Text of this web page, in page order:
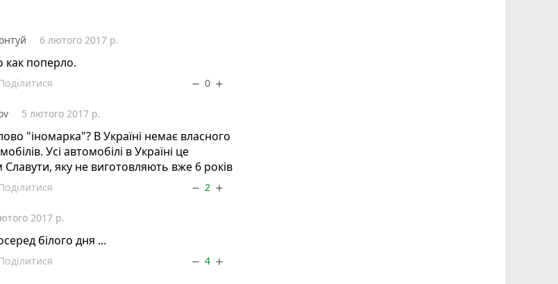
6 лютого 2017 р.
как поперло.
remove 0 add
5 лютого 2017 р.
"іномарка"? В Україні немає власного
Усі автомобілі в Україні це
Славути, яку не виготовляють вже 6 років
remove 2 add
2017 р.
білого дня ...
remove 4 add